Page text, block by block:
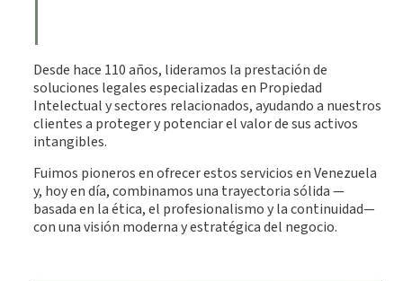
Desde hace 110 años, lideramos la prestación de
soluciones legales especializadas en Propiedad
Intelectual y sectores relacionados, ayudando a nuestros
clientes a proteger y potenciar el valor de sus activos
intangibles.
Fuimos pioneros en ofrecer estos servicios en Venezuela
y, hoy en día, combinamos una trayectoria sólida —
basada en la ética, el profesionalismo y la continuidad—
con una visión moderna y estratégica del negocio.